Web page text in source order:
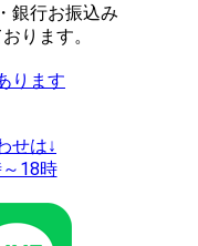
銀行お振込み
ります。
ります
せは↓
18時